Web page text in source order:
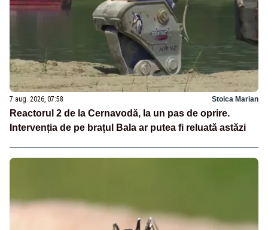
7 aug. 2026, 07:58 Stoica Marian
Reactorul 2 de la Cernavodă, la un pas de oprire.
Intervenția de pe brațul Bala ar putea fi reluată astăzi